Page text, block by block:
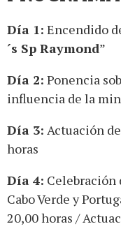
Día 1: Encendido
´s Sp Raymond”
Día 2: Ponencia
influencia de la
Día 3: Actuación de
horas
Día 4: Celebración
Cabo Verde y
20,00 horas /